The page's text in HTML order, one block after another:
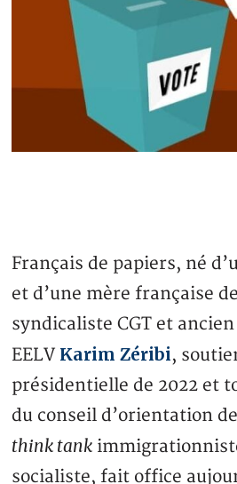
Français de papiers, né
et d’une mère française
syndicaliste CGT et
EELV Karim Zéribi,
présidentielle de 2022 et
du conseil d’orientation
think tank
socialiste, fait office